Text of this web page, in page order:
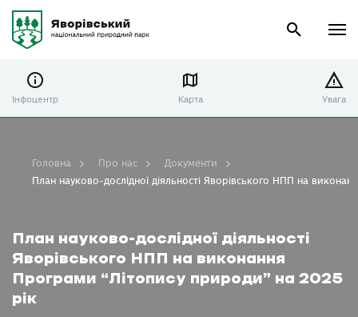
Інфоцентр Карта Увага
План науково-дослідної діяльності
Яворівського НПП на виконання
Програми “Літопису природи” на 2025
рік
Головна Про нас
Документи
План науково-дослідної діяльності Яворівського НПП на